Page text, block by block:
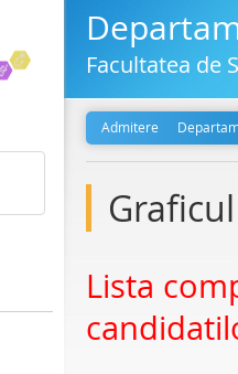
Facultatea de
Admitere
Lista